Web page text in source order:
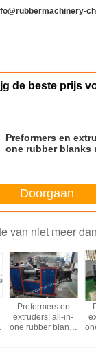
de beste prijs
Preformers en
one rubber blanks
preformer;
Doorgaan
van niet meer
Preformers en
extruders; all-in-
one rubber blanks